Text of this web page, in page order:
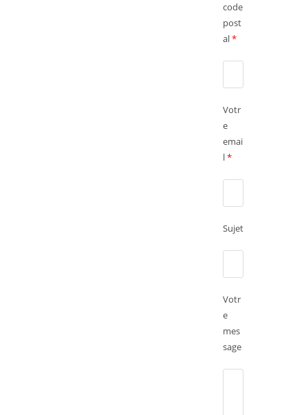
code
post
al*
Votr
e
emai
l*
Sujet
Votr
e
mes
sage